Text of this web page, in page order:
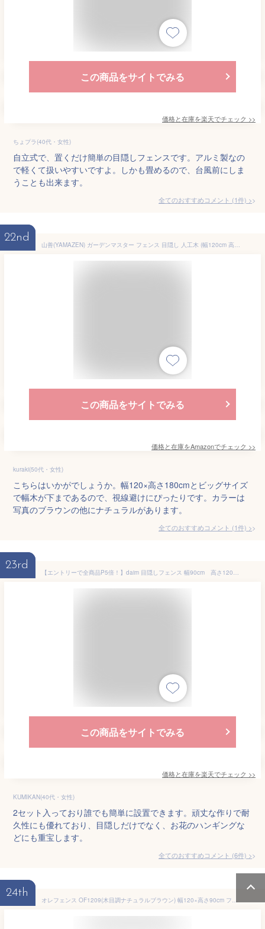
この商品をサイトでみる
価格と在庫を楽天でチェック >>
ちょプラ(40代・女性)
自立式で、置くだけ簡単の目隠しフェンスです。アルミ製なの
で軽くて扱いやすいですよ。しかも畳めるので、台風前にしま
うことも出来ます。
全てのおすすめコメント (1件) >
22nd
山善(YAMAZEN) ガーデンマスター フェンス 目隠し 人工木 (幅120cm 高さ180cm) ブラウン YWBF-1218(BR)
この商品をサイトでみる
価格と在庫をAmazonでチェック >>
kuraki(50代・女性)
こちらはいかがでしょうか。幅120×高さ180cmとビッグサイズ
で幅木が下まであるので、視線避けにぴったりです。カラーは
写真のブラウンの他にナチュラルがあります。
全てのおすすめコメント (1件) >
23rd
【エントリーで全商品P5倍！】daim 目隠しフェンス 幅90cm 高さ120cm 150cm 180cm ブラウン diy 隣家 境界 フェンス 目隠し 縦型 プランター 庭 仕切り ガーデニングフェンス 花壇 庭造り シンプル おしゃれ 囲い
この商品をサイトでみる
価格と在庫を楽天でチェック >>
KUMIKAN(40代・女性)
2セット入っており誰でも簡単に設置できます。頑丈な作りで耐
久性にも優れており、目隠しだけでなく、お花のハンギングな
どにも重宝します。
全てのおすすめコメント (6件) >
24th
オレフェンス OF1209(木目調ナチュラルブラウン) 幅120×高さ90cm フェンス 二つ折り 折り畳み アルミ 柱 目隠し お洒落 木目調 屋外 室内 屋内 間仕切り オフィス ゲート 固定金具 連結 ラティス ボーダーフェンス 簡易 おしゃれ パーテーション アルマックス